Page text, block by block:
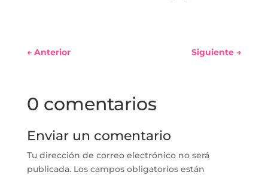
← Anterior Siguiente →
0 comentarios
Enviar un comentario
Tu dirección de correo electrónico no será
publicada. Los campos obligatorios están